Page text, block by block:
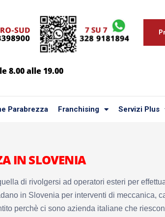
8.00 alle 19.00
Parabrezza Franchising Servizi Plus
IN SLOVENIA
di rivolgersi ad operatori esteri per
in Slovenia per interventi di meccanica,
perchè ci sono azienda italiane che